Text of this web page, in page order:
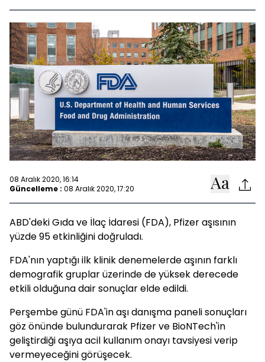
08 Aralık 2020, 16:14
Güncelleme : 08 Aralık 2020, 17:20
ABD'deki Gıda ve İlaç İdaresi (FDA), Pfizer aşısının
yüzde 95 etkinliğini doğruladı.
FDA'nın yaptığı ilk klinik denemelerde aşının farklı
demografik gruplar üzerinde de yüksek derecede
etkili olduğuna dair sonuçlar elde edildi.
Perşembe günü FDA'in aşı danışma paneli sonuçları
göz önünde bulundurarak Pfizer ve BioNTech'in
geliştirdiği aşıya acil kullanım onayı tavsiyesi verip
vermeyeceğini görüşecek.